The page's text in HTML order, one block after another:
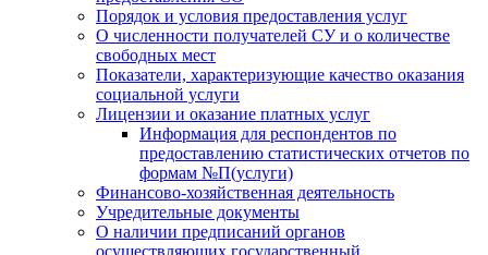
Порядок и условия предоставления услуг
О численности получателей СУ и о количестве
свободных мест
Показатели, характеризующие качество оказания
социальной услуги
Лицензии и оказание платных услуг
Информация для респондентов по
предоставлению статистических отчетов по
формам №П(услуги)
Финансово-хозяйственная деятельность
Учредительные документы
О наличии предписаний органов
осуществляющих государственный